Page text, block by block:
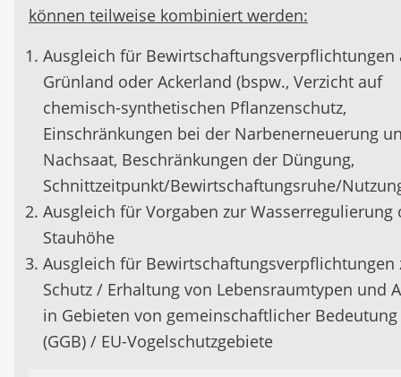
können teilweise kombiniert werden:
Ausgleich für Bewirtschaftungsverpflichtungen
Grünland oder Ackerland (bspw., Verzicht auf
chemisch-synthetischen Pflanzenschutz,
Einschränkungen bei der Narbenerneuerung
Nachsaat, Beschränkungen der Düngung,
Schnittzeitpunkt/Bewirtschaftungsruhe/
Ausgleich für Vorgaben zur Wasserregulierung
Stauhöhe
Ausgleich für Bewirtschaftungsverpflichtungen
Schutz / Erhaltung von Lebensraumtypen und
in Gebieten von gemeinschaftlicher Bedeutung
(GGB) / EU-Vogelschutzgebiete